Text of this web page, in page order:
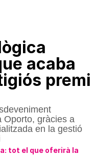
acaba
premi
Oporto, gràcies a
en la gestió
tot el que oferirà la